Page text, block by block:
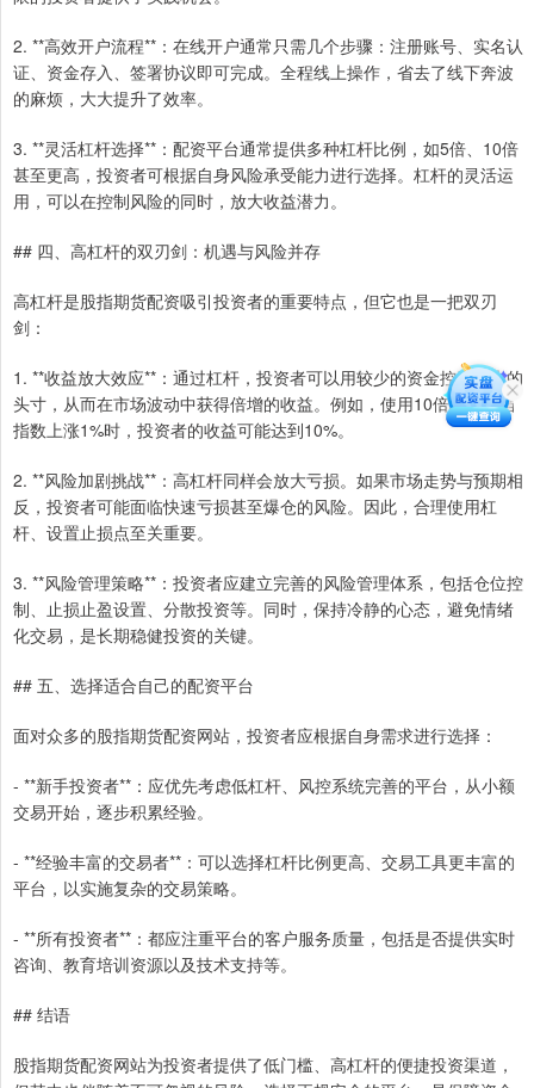
2. **高效开户流程**：在线开户通常只需几个步骤：注册账号、实名认
证、资金存入、签署协议即可完成。全程线上操作，省去了线下奔波
的麻烦，大大提升了效率。
3. **灵活杠杆选择**：配资平台通常提供多种杠杆比例，如5倍、10倍
甚至更高，投资者可根据自身风险承受能力进行选择。杠杆的灵活运
用，可以在控制风险的同时，放大收益潜力。
## 四、高杠杆的双刃剑：机遇与风险并存
高杠杆是股指期货配资吸引投资者的重要特点，但它也是一把双刃
剑：
1. **收益放大效应**：通过杠杆，投资者可以用较少的资金控制更大的
头寸，从而在市场波动中获得倍增的收益。例如，使用10倍杠杆，当
指数上涨1%时，投资者的收益可能达到10%。
2. **风险加剧挑战**：高杠杆同样会放大亏损。如果市场走势与预期相
反，投资者可能面临快速亏损甚至爆仓的风险。因此，合理使用杠
杆、设置止损点至关重要。
3. **风险管理策略**：投资者应建立完善的风险管理体系，包括仓位控
制、止损止盈设置、分散投资等。同时，保持冷静的心态，避免情绪
化交易，是长期稳健投资的关键。
## 五、选择适合自己的配资平台
面对众多的股指期货配资网站，投资者应根据自身需求进行选择：
- **新手投资者**：应优先考虑低杠杆、风控系统完善的平台，从小额
交易开始，逐步积累经验。
- **经验丰富的交易者**：可以选择杠杆比例更高、交易工具更丰富的
平台，以实施复杂的交易策略。
- **所有投资者**：都应注重平台的客户服务质量，包括是否提供实时
咨询、教育培训资源以及技术支持等。
## 结语
股指期货配资网站为投资者提供了低门槛、高杠杆的便捷投资渠道，